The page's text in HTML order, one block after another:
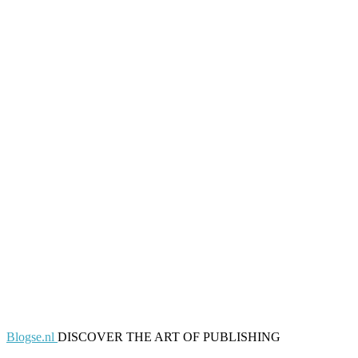
Blogse.nl DISCOVER THE ART OF PUBLISHING